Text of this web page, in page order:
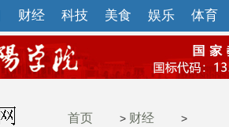
财经 科技 美食 娱乐 体育
首页 > 财经 >